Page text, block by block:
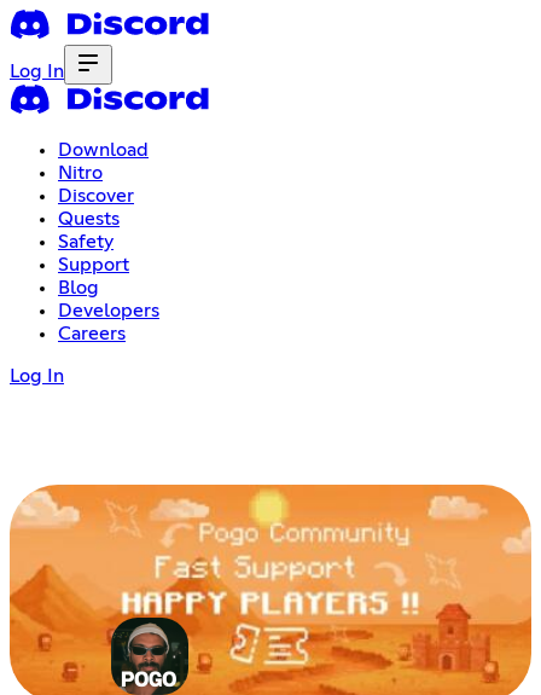
Log In
Download
Nitro
Discover
Quests
Safety
Support
Blog
Developers
Careers
Log In